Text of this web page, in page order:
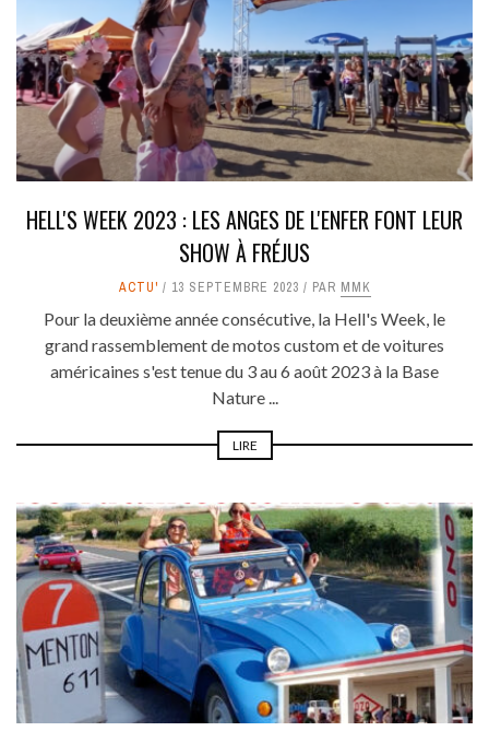
HELL'S WEEK 2023 : LES ANGES DE L'ENFER FONT LEUR
SHOW À FRÉJUS
ACTU' 13 SEPTEMBRE 2023 PAR MMK
Pour la deuxième année consécutive, la Hell's Week, le
grand rassemblement de motos custom et de voitures
américaines s'est tenue du 3 au 6 août 2023 à la Base
Nature ...
LIRE